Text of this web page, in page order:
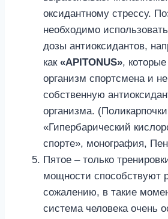
оксидантному стрессу.
необходимо
дозы антиоксидантов,
как «APITONUS»,
организм спортсмена и
собственную
организма.
«Гипербарический
спорте», монография,
Пятое – только
мощности способствуют
сожалению, в такие
система человека очень